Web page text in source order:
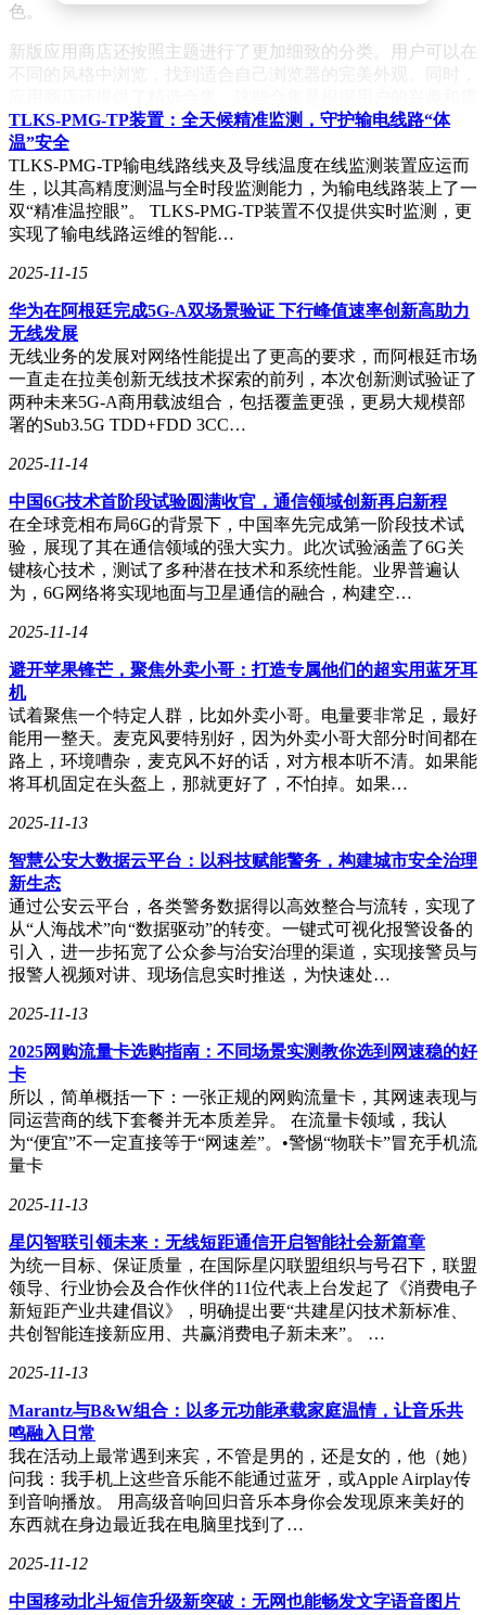
色。
新版应用商店还按照主题进行了更加细致的分类。用户可以在
不同的风格中浏览，找到适合自己浏览器的完美外观。同时，
求量身定制的，帮助用户快速找到最适合自己的扩展程序和主
题。
此次升级不仅提升了Microsoft Edge浏览器扩展程序应用商店
的功能性和易用性，还为用户带来了更加个性化和丰富的浏览
体验。未来，随着更多优质扩展程序的加入，相信Edge浏览
TLKS-PMG-TP装置：全天候精准监测，守护输电线路“体
温”安全
TLKS-PMG-TP输电线路线夹及导线温度在线监测装置应运而
生，以其高精度测温与全时段监测能力，为输电线路装上了一
双“精准温控眼”。 TLKS-PMG-TP装置不仅提供实时监测，更
实现了输电线路运维的智能…
2025-11-15
华为在阿根廷完成5G-A双场景验证 下行峰值速率创新高助力
无线发展
无线业务的发展对网络性能提出了更高的要求，而阿根廷市场
一直走在拉美创新无线技术探索的前列，本次创新测试验证了
两种未来5G-A商用载波组合，包括覆盖更强，更易大规模部
署的Sub3.5G TDD+FDD 3CC…
2025-11-14
中国6G技术首阶段试验圆满收官，通信领域创新再启新程
在全球竞相布局6G的背景下，中国率先完成第一阶段技术试
验，展现了其在通信领域的强大实力。此次试验涵盖了6G关
键核心技术，测试了多种潜在技术和系统性能。业界普遍认
为，6G网络将实现地面与卫星通信的融合，构建空…
2025-11-14
避开苹果锋芒，聚焦外卖小哥：打造专属他们的超实用蓝牙耳
机
试着聚焦一个特定人群，比如外卖小哥。电量要非常足，最好
能用一整天。麦克风要特别好，因为外卖小哥大部分时间都在
路上，环境嘈杂，麦克风不好的话，对方根本听不清。如果能
将耳机固定在头盔上，那就更好了，不怕掉。如果…
2025-11-13
智慧公安大数据云平台：以科技赋能警务，构建城市安全治理
新生态
通过公安云平台，各类警务数据得以高效整合与流转，实现了
从“人海战术”向“数据驱动”的转变。一键式可视化报警设备的
引入，进一步拓宽了公众参与治安治理的渠道，实现接警员与
报警人视频对讲、现场信息实时推送，为快速处…
2025-11-13
2025网购流量卡选购指南：不同场景实测教你选到网速稳的好
卡
所以，简单概括一下：一张正规的网购流量卡，其网速表现与
同运营商的线下套餐并无本质差异。 在流量卡领域，我认
为“便宜”不一定直接等于“网速差”。•警惕“物联卡”冒充手机流
量卡
2025-11-13
星闪智联引领未来：无线短距通信开启智能社会新篇章
为统一目标、保证质量，在国际星闪联盟组织与号召下，联盟
领导、行业协会及合作伙伴的11位代表上台发起了《消费电子
新短距产业共建倡议》，明确提出要“共建星闪技术新标准、
共创智能连接新应用、共赢消费电子新未来”。 …
2025-11-13
Marantz与B&W组合：以多元功能承载家庭温情，让音乐共
鸣融入日常
我在活动上最常遇到来宾，不管是男的，还是女的，他（她）
问我：我手机上这些音乐能不能通过蓝牙，或Apple Airplay传
到音响播放。 用高级音响回归音乐本身你会发现原来美好的
东西就在身边最近我在电脑里找到了…
2025-11-12
中国移动北斗短信升级新突破：无网也能畅发文字语音图片